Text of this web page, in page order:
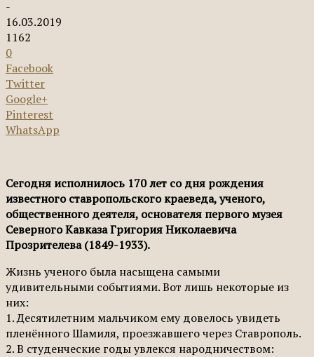
-
16.03.2019
1162
0
Facebook
Twitter
Google+
Pinterest
WhatsApp
Сегодня исполнилось 170 лет со дня рождения
известного ставропольского краеведа, ученого,
общественного деятеля, основателя первого музея
Северного Кавказа Григория Николаевича
Прозрителева (1849-1933).
Жизнь ученого была насыщена самыми
удивительными событиями. Вот лишь некоторые из
них:
1. Десятилетним мальчиком ему довелось увидеть
пленённого Шамиля, проезжавшего через Ставрополь.
2. В студенческие годы увлекся народничеством: